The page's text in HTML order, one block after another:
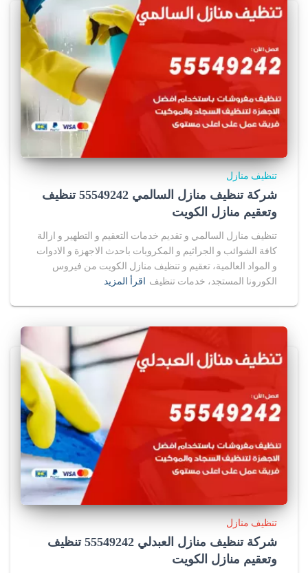
تنظيف منازل
شركة تنظيف منازل السالمي 55549242 تنظيف
وتعقيم منازل الكويت
تنظيف منازل السالمي و تقديم خدمات التعقيم و التطهير و ازالة
كافة الشوائب و الجراثيم و المكروبات باحدث الاجهزة و الادوات
و المواد العالمية، تعقيم و تنظيف منازل الكويت من فيروس
الكورونا المستجد، خدمات تنظيف اقرأ المزيد
تنظيف منازل
شركة تنظيف منازل العبدلي 55549242 تنظيف
وتعقيم منازل الكويت